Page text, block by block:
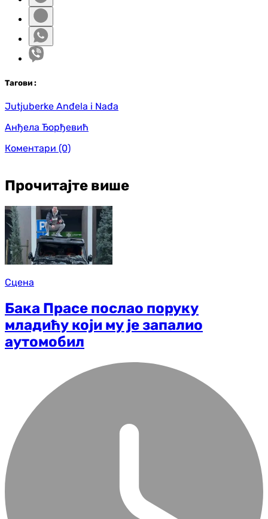
Тагови :
Jutjuberke Anđela i Nađa
Анђела Ђорђевић
Коментари (0)
Прочитајте више
Сцена
Бака Прасе послао поруку
младићу који му је запалио
аутомобил